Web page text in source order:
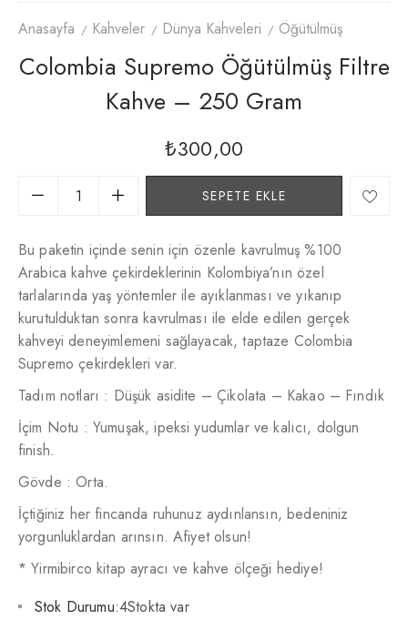
Anasayfa Kahveler Dünya Kahveleri Öğütülmüş
Colombia Supremo Öğütülmüş Filtre
Kahve – 250 Gram
₺300,00
SEPETE EKLE
Bu paketin içinde senin için özenle kavrulmuş %100
Arabica kahve çekirdeklerinin Kolombiya’nın özel
tarlalarında yaş yöntemler ile ayıklanması ve yıkanıp
kurutulduktan sonra kavrulması ile elde edilen gerçek
kahveyi deneyimlemeni sağlayacak, taptaze Colombia
Supremo çekirdekleri var.
Tadım notları : Düşük asidite – Çikolata – Kakao – Fındık
İçim Notu : Yumuşak, ipeksi yudumlar ve kalıcı, dolgun
finish.
Gövde : Orta.
İçtiğiniz her fincanda ruhunuz aydınlansın, bedeniniz
yorgunluklardan arınsın. Afiyet olsun!
* Yirmibirco kitap ayracı ve kahve ölçeği hediye!
Stok Durumu:4Stokta var